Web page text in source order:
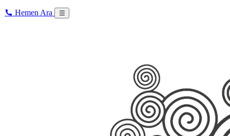
Hemen Ara